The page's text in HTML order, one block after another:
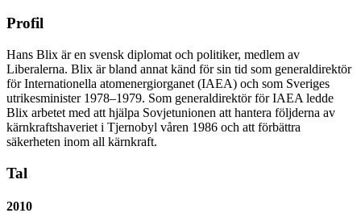
Profil
Hans Blix är en svensk diplomat och politiker, medlem av
Liberalerna. Blix är bland annat känd för sin tid som generaldirektör
för Internationella atomenergiorganet (IAEA) och som Sveriges
utrikesminister 1978–1979. Som generaldirektör för IAEA ledde
Blix arbetet med att hjälpa Sovjetunionen att hantera följderna av
kärnkraftshaveriet i Tjernobyl våren 1986 och att förbättra
säkerheten inom all kärnkraft.
Tal
2010